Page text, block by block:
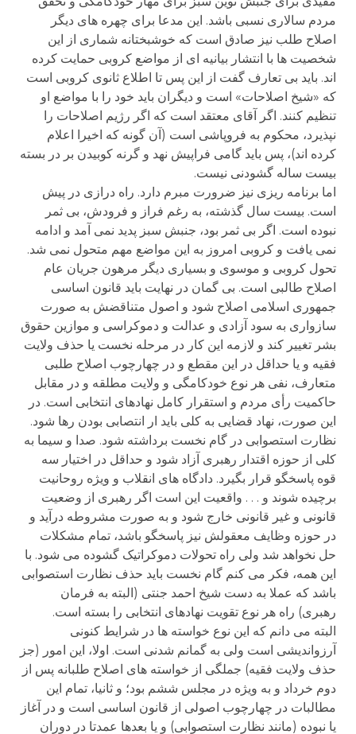
مردم سالاری نسبی باشد. این مدعا برای چهره های دیگر
اصلاح طلب نیز صادق است که خوشبختانه شماری از این
شخصیت ها با انتشار بیانیه ای از مواضع کروبی حمایت کرده
اند. باید بی تعارف گفت از این پس تا اطلاع ثانوی کروبی است
که «شیخ اصلاحات» است و دیگران باید خود را با مواضع او
تنظیم کنند. اگر آقای معتقد است که اگر رژیم اصلاحات را
نپذیرد، محکوم به فروپاشی است (آن گونه که اخیرا اعلام
کرده اند)، پس باید گامی فراپیش نهد و گرنه کوبیدن بر در بسته
بیست ساله گشودنی نیست.
اما برنامه ریزی نیز ضرورت مبرم دارد. راه درازی در پیش
است. بیست سال گذشته، به رغم فراز و فرودش، بی ثمر
نبوده است. اگر بی ثمر بود، جنبش سبز پدید نمی آمد و ادامه
نمی یافت و کروبی امروز به این مواضع مهم متحول نمی شد.
تحول کروبی و موسوی و بسیاری دیگر مرهون جریان عام
اصلاح طالبی است. بی گمان در نهایت باید قانون اساسی
جمهوری اسلامی اصلاح شود و اصول متناقضش به صورت
سازواری به سود آزادی و عدالت و دموکراسی و موازین حقوق
بشر تغییر کند و لازمه این کار در مرحله نخست یا حذف ولایت
فقیه و یا حداقل در این مقطع و در چهارچوب اصلاح طلبی
متعارف، نفی هر نوع خودکامگی و ولایت مطلقه و در مقابل
حاکمیت رأی مردم و استقرار کامل نهادهای انتخابی است. در
این صورت، نهاد قضایی به کلی باید ار انتصابی بودن رها شود.
نظارت استصوابی در گام نخست برداشته شود. صدا و سیما به
کلی از حوزه اقتدار رهبری آزاد شود و حداقل در اختیار سه
قوه پاسخگو قرار بگیرد. دادگاه های انقلاب و ویژه روحانیت
برچیده شوند و . . . واقعیت این است اگر رهبری از وضعیت
قانونی و غیر قانونی خارج شود و به صورت مشروطه درآید و
در حوزه وظایف معقولش نیز پاسخگو باشد، تمام مشکلات
حل نخواهد شد ولی راه تحولات دموکراتیک گشوده می شود. با
این همه، فکر می کنم گام نخست باید حذف نظارت استصوابی
باشد که عملا به دست شیخ احمد جنتی (البته به فرمان
رهبری) راه هر نوع تقویت نهادهای انتخابی را بسته است.
البته می دانم که این نوع خواسته ها در شرایط کنونی
آرزواندیشی است ولی به گمانم شدنی است. اولا، این امور (جز
حذف ولایت فقیه) جملگی از خواسته های اصلاح طلبانه پس از
دوم خرداد و به ویژه در مجلس ششم بود؛ و ثانیا، تمام این
مطالبات در چهارچوب اصولی از قانون اساسی است و در آغاز
یا نبوده (مانند نظارت استصوابی) و یا بعدها عمدتا در دوران